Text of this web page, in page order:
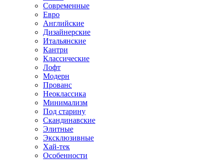
Современные
Евро
Английские
Дизайнерские
Итальянские
Кантри
Классические
Лофт
Модерн
Прованс
Неоклассика
Минимализм
Под старину
Скандинавские
Элитные
Эксклюзивные
Хай-тек
Особенности